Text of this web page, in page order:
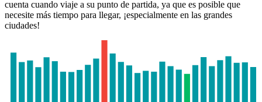
cuenta cuando viaje a su punto de partida, ya que es posible que
necesite más tiempo para llegar, ¡especialmente en las grandes
ciudades!